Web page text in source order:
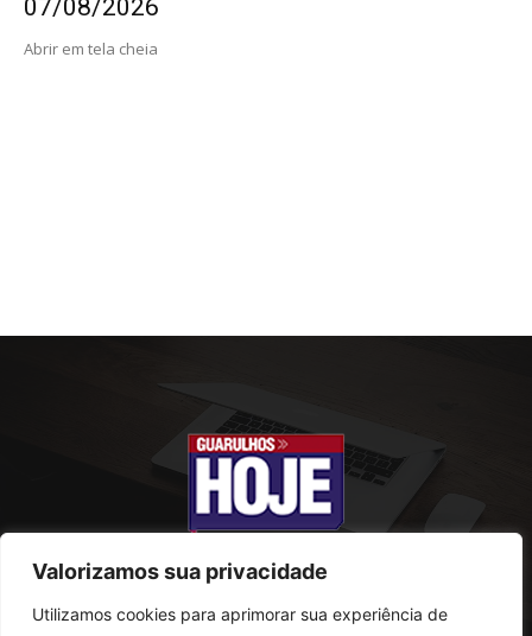
Valorizamos sua privacidade
Utilizamos cookies para aprimorar sua experiência de
07/08/2026
Abrir em tela cheia
SOBRE NÓS